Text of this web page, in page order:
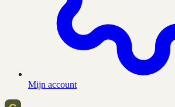
Mijn account